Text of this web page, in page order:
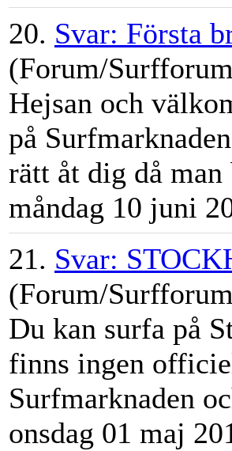
20. Svar: Första
(Forum/
Hejsan och
på Surfmarknad
rätt åt dig då
måndag 10 juni
21. Svar:
(Forum/
Du kan surfa på
finns ingen
Surfmarknaden
onsdag 01 maj